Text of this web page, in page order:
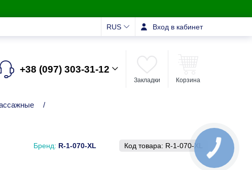
RUS Вход в кабинет
+38 (097) 303-31-12
Закладки Корзина
/
Бренд: R-1-070-XL Код товара: R-1-070-XL